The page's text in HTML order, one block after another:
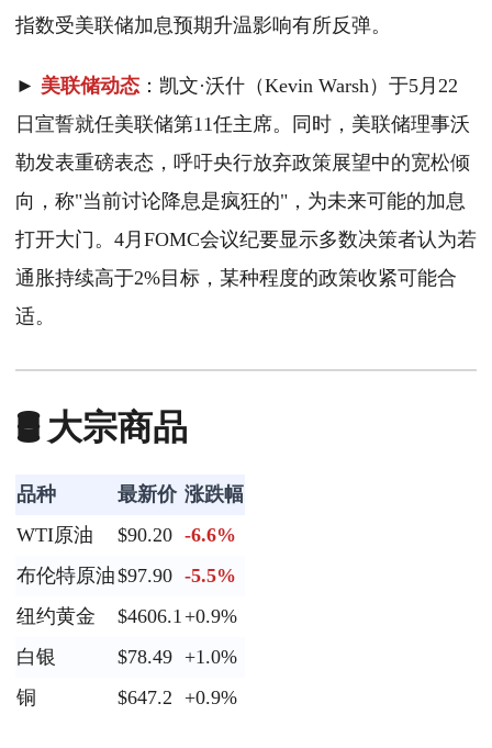
指数受美联储加息预期升温影响有所反弹。
► 美联储动态 ：凯文·沃什（Kevin Warsh）于5月22
日宣誓就任美联储第11任主席。同时，美联储理事沃
勒发表重磅表态，呼吁央行放弃政策展望中的宽松倾
向，称"当前讨论降息是疯狂的"，为未来可能的加息
打开大门。4月FOMC会议纪要显示多数决策者认为若
通胀持续高于2%目标，某种程度的政策收紧可能合
适。
🛢️ 大宗商品
品种 最新价 涨跌幅
WTI原油
$90.20 -6.6%
布伦特原油$97.90 -5.5%
纽约黄金
$4606.1 +0.9%
白银
$78.49 +1.0%
铜
$647.2 +0.9%